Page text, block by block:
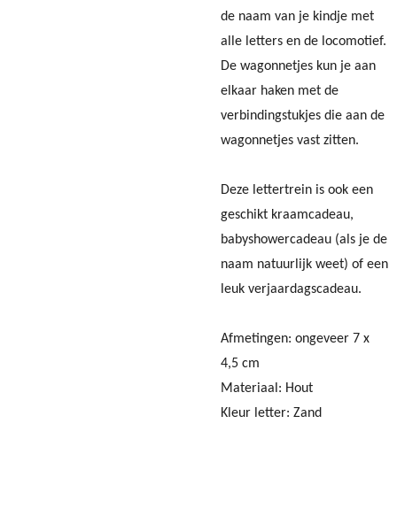
de naam van je kindje met
alle letters en de locomotief.
De wagonnetjes kun je aan
elkaar haken met de
verbindingstukjes die aan de
wagonnetjes vast zitten.
Deze lettertrein is ook een
geschikt kraamcadeau,
babyshowercadeau (als je de
naam natuurlijk weet) of een
leuk verjaardagscadeau.
Afmetingen: ongeveer 7 x
4,5 cm
Materiaal: Hout
Kleur letter: Zand